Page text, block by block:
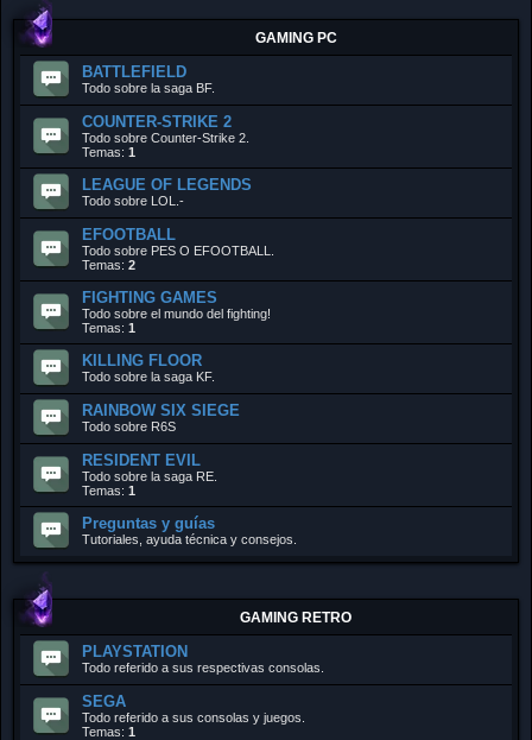
GAMING PC
BATTLEFIELD
Todo sobre la saga BF.
COUNTER-STRIKE 2
Todo sobre Counter-Strike 2.
Temas: 1
LEAGUE OF LEGENDS
Todo sobre LOL.-
EFOOTBALL
Todo sobre PES O EFOOTBALL.
Temas: 2
FIGHTING GAMES
Todo sobre el mundo del fighting!
Temas: 1
KILLING FLOOR
Todo sobre la saga KF.
RAINBOW SIX SIEGE
Todo sobre R6S
RESIDENT EVIL
Todo sobre la saga RE.
Temas: 1
Preguntas y guías
Tutoriales, ayuda técnica y consejos.
GAMING RETRO
PLAYSTATION
Todo referido a sus respectivas consolas.
SEGA
Todo referido a sus consolas y juegos.
Temas: 1